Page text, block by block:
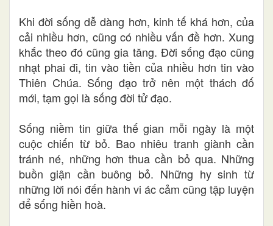
Khi đời sống dễ dàng hơn, kinh tế khá hơn, của
cải nhiều hơn, cũng có nhiều vấn đề hơn. Xung
khắc theo đó cũng gia tăng. Đời sống đạo cũng
nhạt phai đi, tin vào tiền của nhiều hơn tin vào
Thiên Chúa. Sống đạo trở nên một thách đố
mới, tạm gọi là sống đời tử đạo.
Sống niềm tin giữa thế gian mỗi ngày là một
cuộc chiến từ bỏ. Bao nhiêu tranh giành cần
tránh né, những hơn thua cần bỏ qua. Những
buồn giận cần buông bỏ. Những hy sinh từ
những lời nói đến hành vi ác cảm cũng tập luyện
để sống hiền hoà.